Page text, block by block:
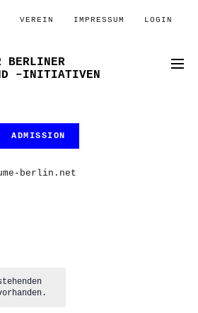
VEREIN IMPRESSUM LOGIN
BERLINER
–INITIATIVEN
ADMISSION
berlin.net